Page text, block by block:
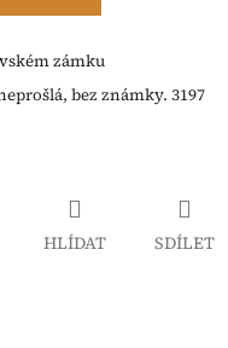
zámku
bez známky. 3197
HLÍDAT SDÍLET